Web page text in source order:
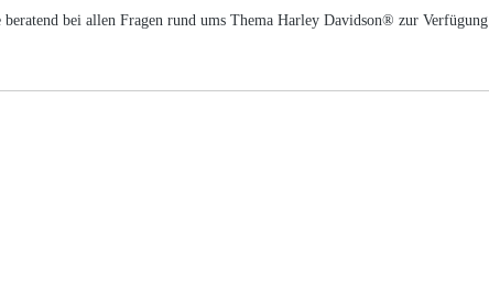
bei allen Fragen rund ums Thema Harley Davidson® zur Verfügung.